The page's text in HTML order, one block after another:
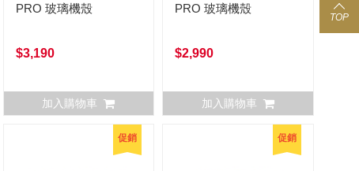
PRO 玻璃機殼
$3,190
加入購物車
PRO 玻璃機殼
$2,990
加入購物車
促銷 促銷
TOP